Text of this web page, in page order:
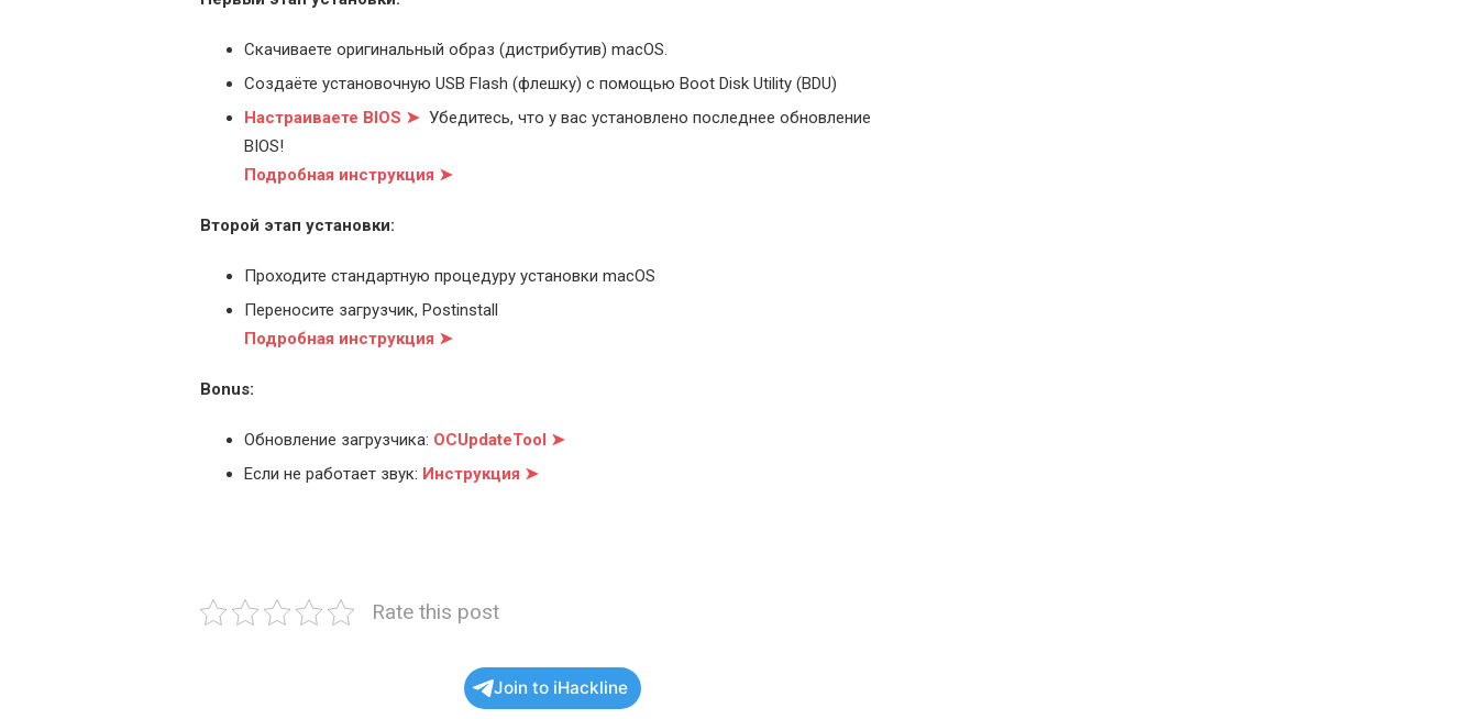
Скачиваете оригинальный образ (дистрибутив) macOS.
Создаёте установочную USB Flash (флешку) с помощью Boot Disk Utility (BDU)
Настраиваете BIOS ➤ Убедитесь, что у вас установлено последнее обновление
BIOS!
Подробная инструкция ➤
Второй этап установки:
Проходите стандартную процедуру установки macOS
Переносите загрузчик, Postinstall
Подробная инструкция ➤
Bonus:
Обновление загрузчика: OCUpdateTool ➤
Если не работает звук: Инструкция ➤
Rate this post
Join to iHackline